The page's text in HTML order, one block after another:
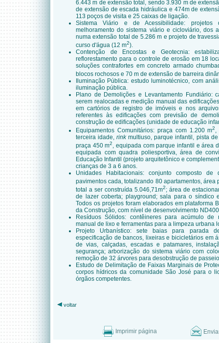
6.443 m de extensão total, sendo 3.930 m de
de extensão de escada hidráulica e 474m de
113 poços de visita e 25 caixas de ligação.
Sistema Viário e de Acessibilidade: projetos
melhoramento do sistema viário e cicloviário, dos
numa extensão total de 5.286 m e projeto de
curso d'água (12 m2).
Contenção de Encostas e Geotecnia:
reflorestamento para o controle de erosão em 18
soluções contrafortes em concreto armado
blocos rochosos e 70 m de extensão de barreira
Iluminação Pública: estudo luminotécnico, com
iluminação pública.
Plano de Demolições e Levantamento Fundiário:
serem realocadas e medição manual das
em cartórios de registro de imóveis e nos
referentes às edificações com previsão de
construção de edificações (unidade de educação
Equipamentos Comunitários: praça com 1.200 m2,
terceira idade,rinkmultiuso, parque infantil, pista
praça 450 m2, equipada com parque infantil e área
equipada com quadra poliesportiva, área de
Educação Infantil (projeto arquitetônico e
crianças de 3 a 6 anos.
Unidades Habitacionais: conjunto composto de
pavimentos cada, totalizando 80 apartamentos, área
total a ser construída 5.046,71m2; área de
de lazer coberta; playground; sala para o síndico
Todos os projetos foram elaborados em plataforma
da Construção, com nível de desenvolvimento
Resíduos Sólidos: contêineres para acúmulo de
manual de lixo e ferramentas para a limpeza urbana
Projeto Urbanístico: sete baias para parada
especificação de bancos, lixeiras e bicicletários em
de vias, calçadas, escadas e patamares,
segurança; arborização do sistema viário com
remoção de 32 árvores para desobstrução de
Estudo de Delimitação de Faixas Marginais de
corpos hídricos da comunidade São José para o
órgãos competentes.
voltar
Imprimir página